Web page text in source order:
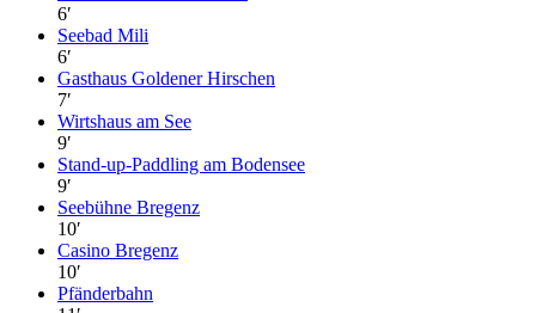
6′
Seebad Mili
6′
Gasthaus Goldener Hirschen
7′
Wirtshaus am See
9′
Stand-up-Paddling am Bodensee
9′
Seebühne Bregenz
10′
Casino Bregenz
10′
Pfänderbahn